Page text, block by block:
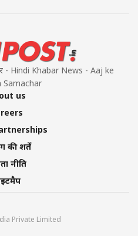
- Hindi Khabar News - Aaj ke
Samachar
us
की शर्तें
नीति
Private Limited